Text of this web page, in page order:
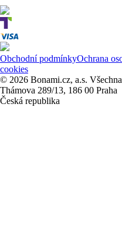
Obchodní podmínkyOchrana
cookies
© 2026 Bonami.cz, a.s.
Thámova 289/13, 186 00 Praha
Česká republika